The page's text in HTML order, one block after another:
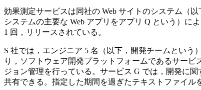
効果測定サービスは同社の Web サイトのシステム（
システムの主要な Web アプリをアプリ Q という）に
1 回，リリースされている。
S 社では，エンジニア 5 名（以下，開発チームとい
り，ソフトウェア開発プラットフォームであるサー
ジョン管理を行っている。サービス G では，開発に
共有できる。指定した期間を過ぎたテキストファイル